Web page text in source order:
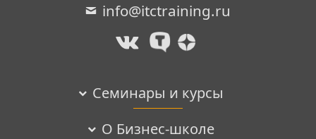
info@itctraining.ru
Семинары и курсы
О Бизнес-школе